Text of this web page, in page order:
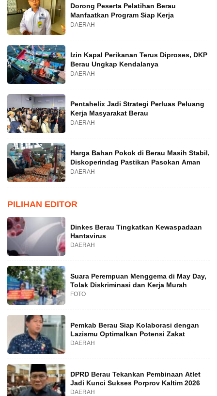
Dorong Peserta Pelatihan Berau
Manfaatkan Program Siap Kerja
DAERAH
Izin Kapal Perikanan Terus Diproses, DKP
Berau Ungkap Kendalanya
DAERAH
Pentahelix Jadi Strategi Perluas Peluang
Kerja Masyarakat Berau
DAERAH
Harga Bahan Pokok di Berau Masih Stabil,
Diskoperindag Pastikan Pasokan Aman
DAERAH
PILIHAN EDITOR
Dinkes Berau Tingkatkan Kewaspadaan
Hantavirus
DAERAH
Suara Perempuan Menggema di May Day,
Tolak Diskriminasi dan Kerja Murah
FOTO
Pemkab Berau Siap Kolaborasi dengan
Lazismu Optimalkan Potensi Zakat
DAERAH
DPRD Berau Tekankan Pembinaan Atlet
Jadi Kunci Sukses Porprov Kaltim 2026
DAERAH